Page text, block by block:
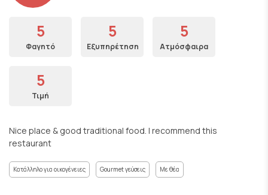
5
Φαγητό
5
Εξυπηρέτηση
5
Ατμόσφαιρα
5
Τιμή
Nice place & good traditional food. I recommend this
restaurant
Κατάλληλο για οικογένειες Gourmet γεύσεις Με θέα